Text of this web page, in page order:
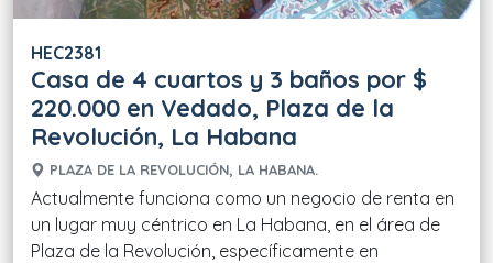
HEC2381
Casa de 4 cuartos y 3 baños por $
220.000 en Vedado, Plaza de la
Revolución, La Habana
PLAZA DE LA REVOLUCIÓN, LA HABANA.
Actualmente funciona como un negocio de renta en
un lugar muy céntrico en La Habana, en el área de
Plaza de la Revolución, específicamente en